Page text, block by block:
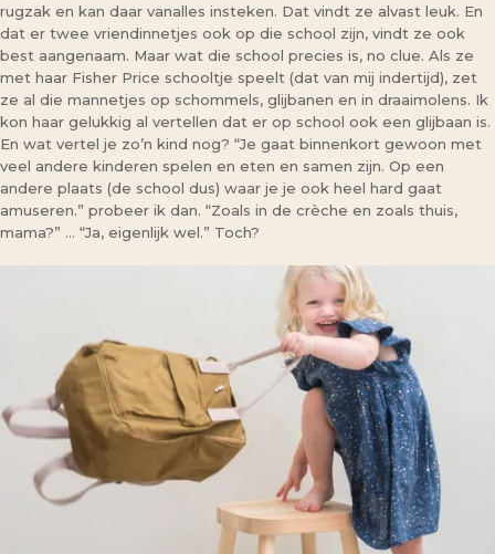
rugzak en kan daar vanalles insteken. Dat vindt ze alvast leuk. En
dat er twee vriendinnetjes ook op die school zijn, vindt ze ook
best aangenaam. Maar wat die school precies is, no clue. Als ze
met haar Fisher Price schooltje speelt (dat van mij indertijd), zet
ze al die mannetjes op schommels, glijbanen en in draaimolens. Ik
kon haar gelukkig al vertellen dat er op school ook een glijbaan is.
En wat vertel je zo’n kind nog? “Je gaat binnenkort gewoon met
veel andere kinderen spelen en eten en samen zijn. Op een
andere plaats (de school dus) waar je je ook heel hard gaat
amuseren.” probeer ik dan. “Zoals in de crèche en zoals thuis,
mama?” … “Ja, eigenlijk wel.” Toch?